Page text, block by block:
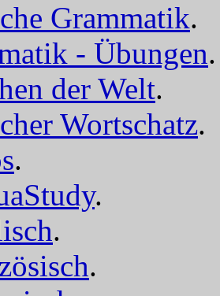
Grammatik.
- Übungen.
der Welt.
Wortschatz.
.
.
.
.